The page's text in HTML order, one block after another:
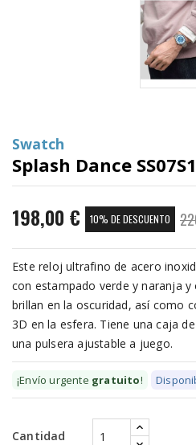
Swatch
Splash Dance
198,00 € 10% DE DESCUENTO
Este reloj ultrafino de acero
con estampado verde y naranja
brillan en la oscuridad, así como
3D en la esfera. Tiene una caja
una pulsera ajustable a juego.
¡Envío urgente gratuito!
Cantidad